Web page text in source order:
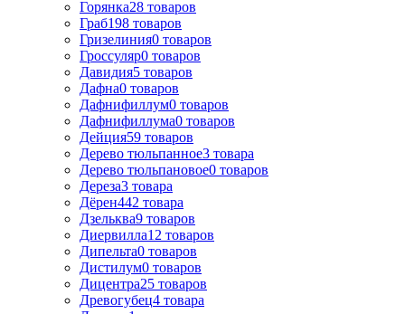
Горянка28 товаров
Граб198 товаров
Гризелиния0 товаров
Гроссуляр0 товаров
Давидия5 товаров
Дафна0 товаров
Дафнифиллум0 товаров
Дафнифиллума0 товаров
Дейция59 товаров
Дерево тюльпанное3 товара
Дерево тюльпановое0 товаров
Дереза3 товара
Дёрен442 товара
Дзельква9 товаров
Диервилла12 товаров
Дипельта0 товаров
Дистилум0 товаров
Дицентра25 товаров
Древогубец4 товара